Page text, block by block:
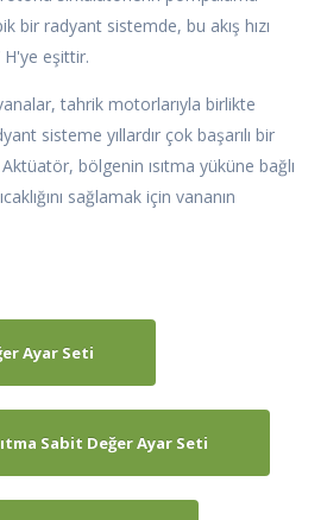
bir radyant sistemde, bu akış hızı
H'ye eşittir.
tahrik motorlarıyla birlikte
sisteme yıllardır çok başarılı bir
bölgenin ısıtma yüküne bağlı
sağlamak için vananın
Ayar Seti
Sabit Değer Ayar Seti